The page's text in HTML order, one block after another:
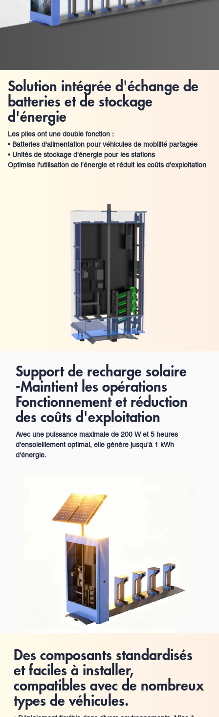
Solution intégrée d'échange de
batteries et de stockage
d'énergie
Les piles ont une double fonction :
• Batteries d'alimentation pour véhicules de mobilité partagée
• Unités de stockage d'énergie pour les stations
Optimise l'utilisation de l'énergie et réduit les coûts d'exploitation
Support de recharge solaire
-Maintient les opérations
Fonctionnement et réduction
des coûts d'exploitation
Avec une puissance maximale de 200 W et 5 heures
d'ensoleillement optimal, elle génère jusqu'à 1 kWh
d'énergie.
Des composants standardisés
et faciles à installer,
compatibles avec de nombreux
types de véhicules.